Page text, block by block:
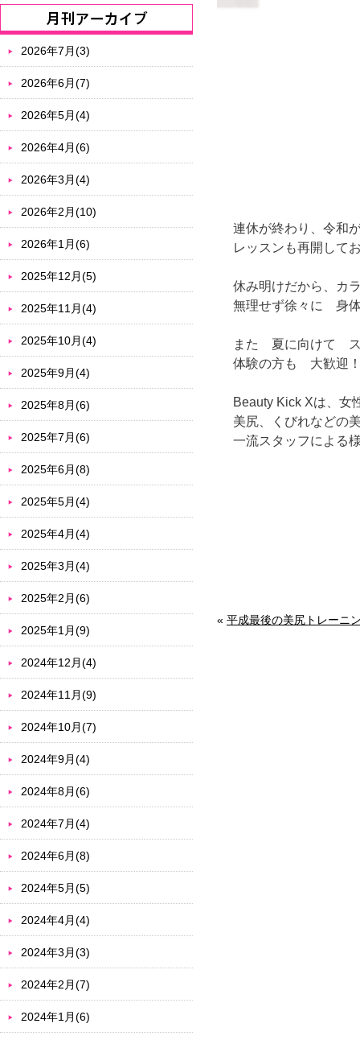
連休が終わり、令和
レッスンも再開して
休み明けだから、カ
無理せず徐々に 身
また 夏に向けて ス
体験の方も 大歓迎
Beauty Kick Xは、女
美尻、くびれなどの
一流スタッフによる
« 平成最後の美尻トレーニ
2026年7月(3)
2026年6月(7)
2026年5月(4)
2026年4月(6)
2026年3月(4)
2026年2月(10)
2026年1月(6)
2025年12月(5)
2025年11月(4)
2025年10月(4)
2025年9月(4)
2025年8月(6)
2025年7月(6)
2025年6月(8)
2025年5月(4)
2025年4月(4)
2025年3月(4)
2025年2月(6)
2025年1月(9)
2024年12月(4)
2024年11月(9)
2024年10月(7)
2024年9月(4)
2024年8月(6)
2024年7月(4)
2024年6月(8)
2024年5月(5)
2024年4月(4)
2024年3月(3)
2024年2月(7)
2024年1月(6)